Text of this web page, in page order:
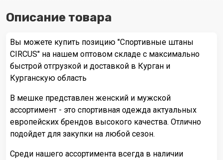
Описание товара
Вы можете купить позицию "Спортивные штаны
CIRCUS" на нашем оптовом складе с максимально
быстрой отгрузкой и доставкой в Курган и
Курганскую область
В мешке представлен женский и мужской
ассортимент - это спортивная одежда актуальных
европейских брендов высокого качества. Отлично
подойдет для закупки на любой сезон.
Среди нашего ассортимента всегда в наличии